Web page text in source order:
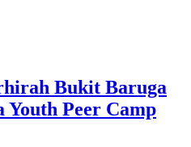
Bukit Baruga
Peer Camp